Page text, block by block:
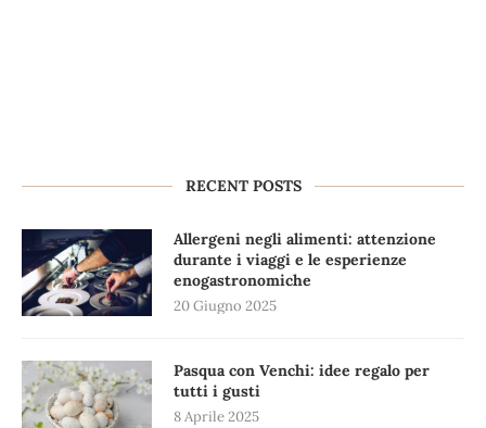
RECENT POSTS
Allergeni negli alimenti: attenzione
durante i viaggi e le esperienze
enogastronomiche
20 Giugno 2025
Pasqua con Venchi: idee regalo per
tutti i gusti
8 Aprile 2025